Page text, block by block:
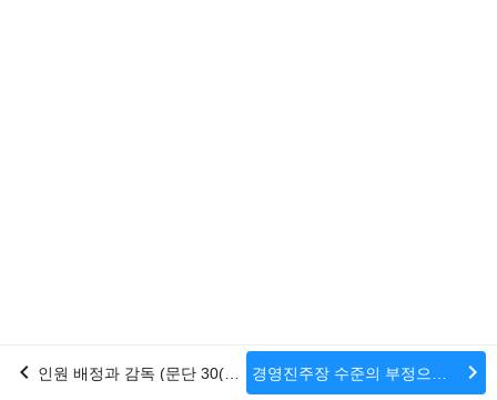
chevron_left chevron_right